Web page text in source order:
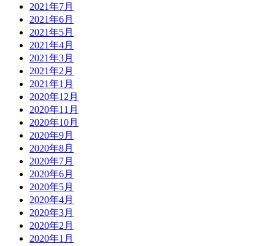
2021年7月
2021年6月
2021年5月
2021年4月
2021年3月
2021年2月
2021年1月
2020年12月
2020年11月
2020年10月
2020年9月
2020年8月
2020年7月
2020年6月
2020年5月
2020年4月
2020年3月
2020年2月
2020年1月